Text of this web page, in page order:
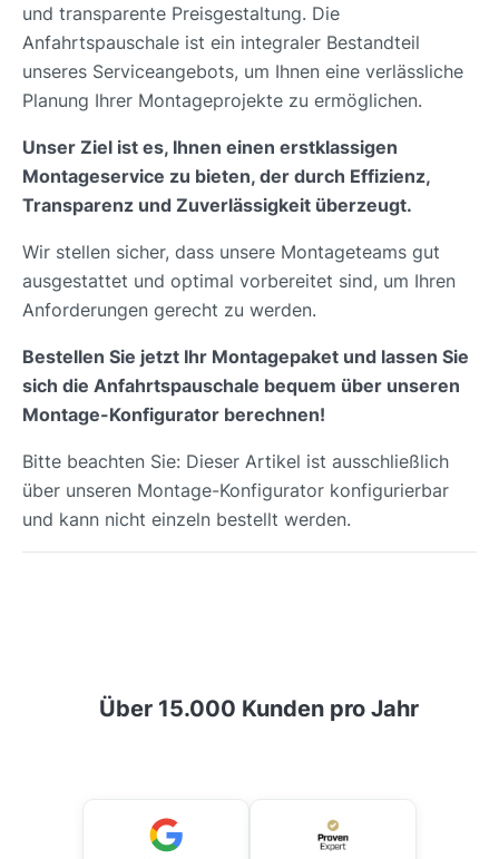
und transparente Preisgestaltung. Die
Anfahrtspauschale ist ein integraler Bestandteil
unseres Serviceangebots, um Ihnen eine verlässliche
Planung Ihrer Montageprojekte zu ermöglichen.
Unser Ziel ist es, Ihnen einen erstklassigen
Montageservice zu bieten, der durch Effizienz,
Transparenz und Zuverlässigkeit überzeugt.
Wir stellen sicher, dass unsere Montageteams gut
ausgestattet und optimal vorbereitet sind, um Ihren
Anforderungen gerecht zu werden.
Bestellen Sie jetzt Ihr Montagepaket und lassen Sie
sich die Anfahrtspauschale bequem über unseren
Montage-Konfigurator berechnen!
Bitte beachten Sie: Dieser Artikel ist ausschließlich
über unseren Montage-Konfigurator konfigurierbar
und kann nicht einzeln bestellt werden.
Über 15.000 Kunden pro Jahr